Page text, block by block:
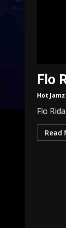
Flo
Hot Jamz
Flo
Read